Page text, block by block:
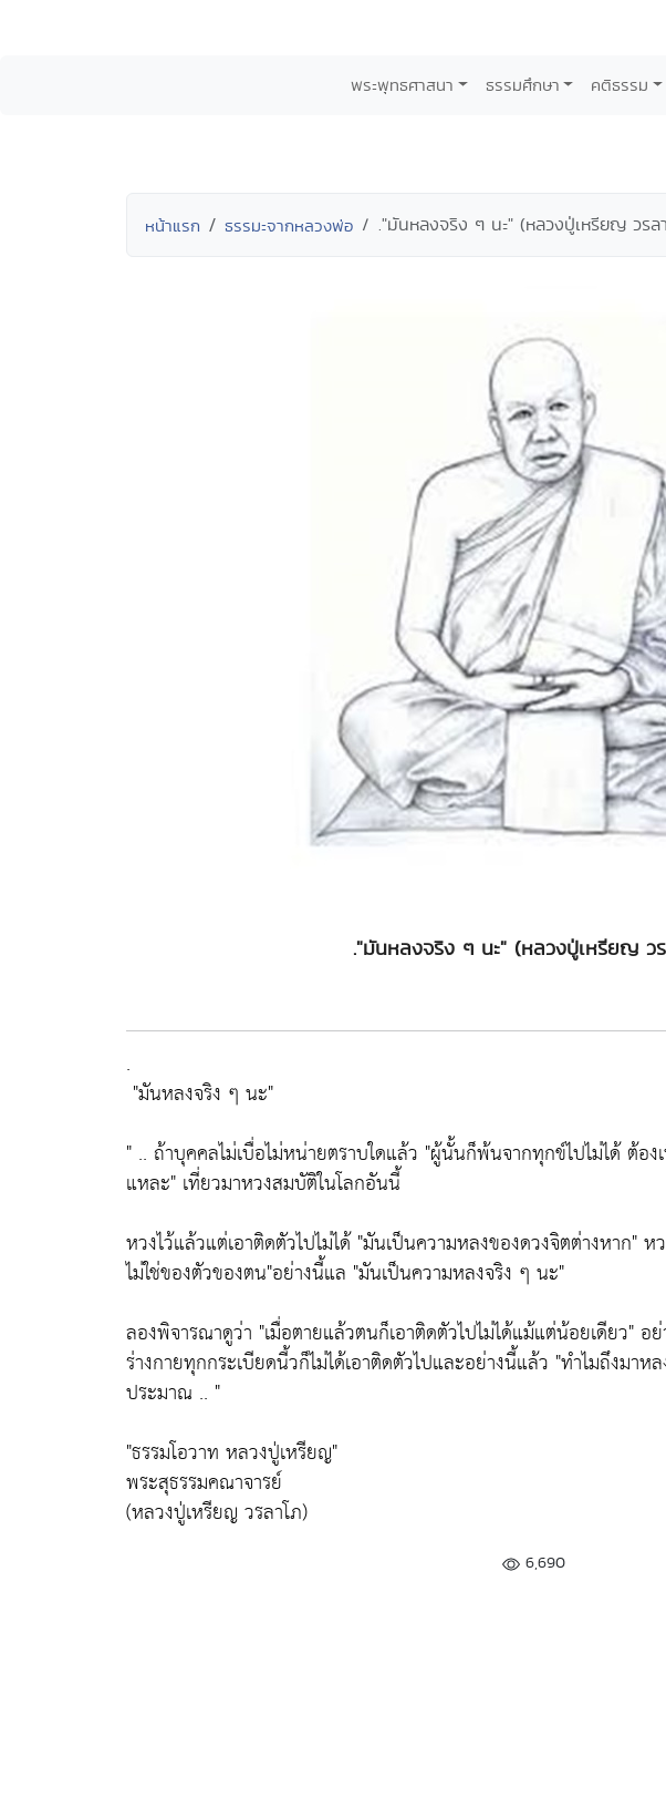
พระพุทธศาสนา ธรรมศึกษา คติธรรม
หน้าแรก ธรรมะจากหลวงพ่อ ."มันหลงจริง ๆ นะ" (หลวงปู่เหรียญ วรล
."มันหลงจริง ๆ นะ" (หลวงปู่เหรียญ ว
.
"มันหลงจริง ๆ นะ"
" .. ถ้าบุคคลไม่เบื่อไม่หน่ายตราบใดแล้ว "ผู้นั้นก็พ้นจากทุกข์ไปไม่ได้ ต้อ
แหละ" เที่ยวมาหวงสมบัติในโลกอันนี้
หวงไว้แล้วแต่เอาติดตัวไปไม่ได้"มันเป็นความหลงของดวงจิตต่างหาก"ห
ไม่ใช่ของตัวของตน"อย่างนี้แล "มันเป็นความหลงจริง ๆ นะ"
ลองพิจารณาดูว่า "เมื่อตายแล้วตนก็เอาติดตัวไปไม่ได้แม้แต่น้อยเดียว"อ
ร่างกายทุกกระเบียดนี้วก็ไม่ได้เอาติดตัวไปและอย่างนี้แล้ว "ทำไมถึงมาห
ประมาณ .. "
"ธรรมโอวาท หลวงปู่เหรียญ"
พระสุธรรมคณาจารย์
(หลวงปู่เหรียญ วรลาโภ)
6,690